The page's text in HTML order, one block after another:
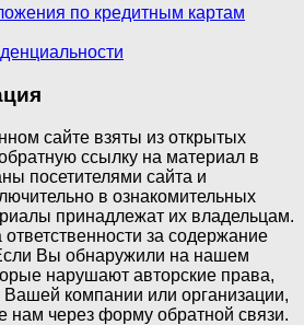
по кредитным картам
сайте взяты из открытых
ссылку на материал в
посетителями сайта и
в ознакомительных
принадлежат их владельцам.
за содержание
Вы обнаружили на нашем
нарушают авторские права,
компании или организации,
нам через форму обратной связи.